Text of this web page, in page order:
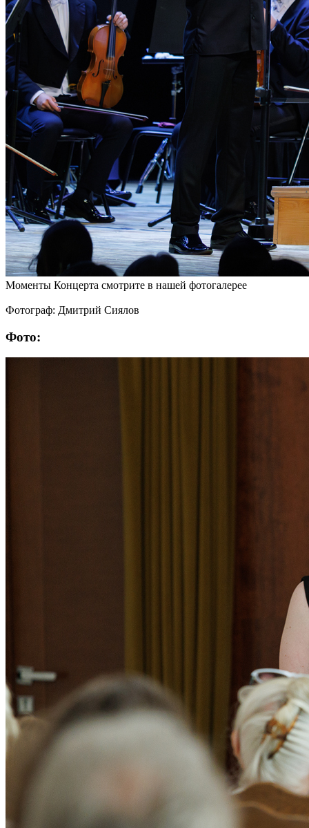
Моменты Концерта смотрите в нашей фотогалерее
Фотограф: Дмитрий Сиялов
Фото: